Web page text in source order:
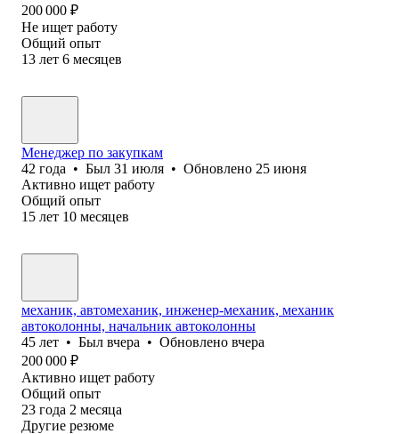
200 000 ₽
Не ищет работу
Общий опыт
13 лет 6 месяцев
Менеджер по закупкам
42 года • Был 31 июля • Обновлено 25 июня
Активно ищет работу
Общий опыт
15 лет 10 месяцев
механик, автомеханик, инженер-механик, механик
автоколонны, начальник автоколонны
45 лет • Был вчера • Обновлено вчера
200 000 ₽
Активно ищет работу
Общий опыт
23 года 2 месяца
Другие резюме